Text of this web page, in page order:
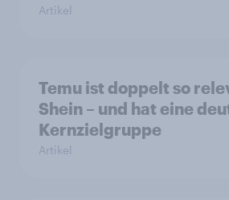
Artikel
Temu ist doppelt so
Shein – und hat eine
Kernzielgruppe
Artikel